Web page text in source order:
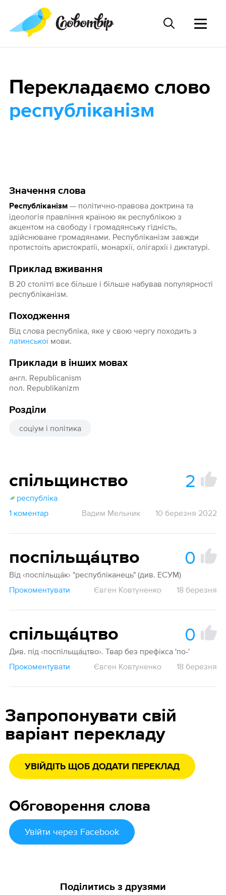
Значення слова
Республіканізм— політично-правова доктрина та
ідеологія правління країною як республікою з
акцентом на свободу і громадянську гідність,
здійснюване громадянами. Республіканізм завжди
протистоїть аристократії, монархії, олігархії і диктатурі.
Приклад вживання
В 20 столітті все більше і більше набував популярності
республіканізм.
Походження
Від слова республіка, яке у свою чергу походить з
латинськоїмови.
Приклади в інших мовах
англ. Republicanism
пол. Republikanizm
Розділи
соціум і політика
Перекладаємо слово
республіканізм
спільщинство 2
республіка
1 коментар
Вадим Мельник 10 березня 2022
поспільща́цтво 0
Від ‹поспільща́к› "республіканець" (див. ЕСУМ)
Прокоментувати
Євген Ковтуненко 18 березня
спільща́цтво 0
Див. під ‹поспільща́цтво›. Твар без префікса 'по-'
Прокоментувати
Євген Ковтуненко 18 березня
Запропонувати свій
варіант перекладу
УВІЙДІТЬ ЩОБ ДОДАТИ ПЕРЕКЛАД
Обговорення слова
Увійти через Facebook
Поділитись з друзями